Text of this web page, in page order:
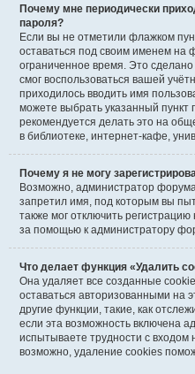
Почему мне периодически
пароля?
Если вы не отметили флажком
оставаться под своим именем на
ограниченное время. Это сделано
смог воспользоваться вашей
приходилось вводить имя
можете выбрать указанный
рекомендуется делать это на
в библиотеке, интернет-кафе,
Почему я не могу
Возможно, администратор
запретил имя, под которым вы
также мог отключить
за помощью к администратору
Что делает функция «Удалить
Она удаляет все созданные
оставаться авторизованными на
другие функции, такие, как
если эта возможность включена
испытываете трудности с
возможно, удаление cookies